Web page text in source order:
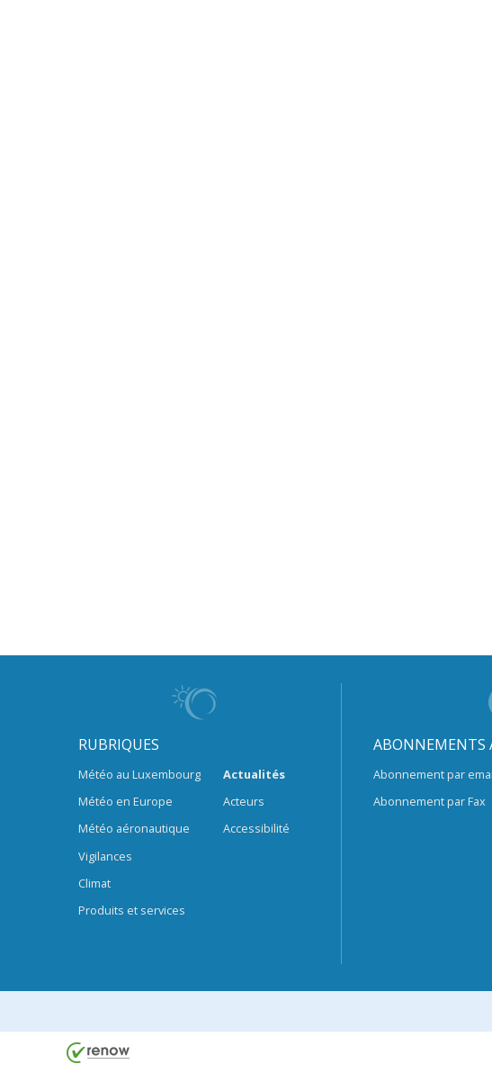
RUBRIQUES
Météo au Luxembourg
Météo en Europe
Météo aéronautique
Vigilances
Climat
Produits et services
Actualités
Acteurs
Accessibilité
ABONNEMENTS
Abonnement par
Abonnement par Fax